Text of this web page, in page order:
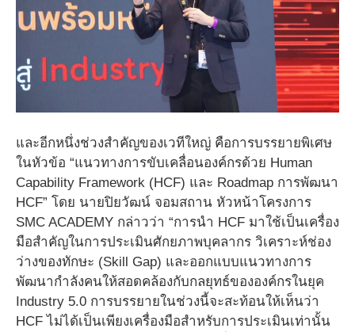
และอีกหนึ่งช่วงสำคัญของเวทีใหญ่ คือการบรรยายพิเศษ
ในหัวข้อ “แนวทางการขับเคลื่อนองค์กรด้วย Human
Capability Framework (HCF) และ Roadmap การพัฒนา
HCF” โดย นายปิยวัฒน์ จอมสถาน หัวหน้าโครงการ
SMC ACADEMY กล่าวว่า “การนำ HCF มาใช้เป็นเครื่อง
มือสำคัญในการประเมินศักยภาพบุคลากร วิเคราะห์ช่อง
ว่างของทักษะ (Skill Gap) และออกแบบแนวทางการ
พัฒนากำลังคนให้สอดคล้องกับกลยุทธ์ขององค์กรในยุค
Industry 5.0 การบรรยายในช่วงนี้จะสะท้อนให้เห็นว่า
HCF ไม่ได้เป็นเพียงเครื่องมือสำหรับการประเมินเท่านั้น